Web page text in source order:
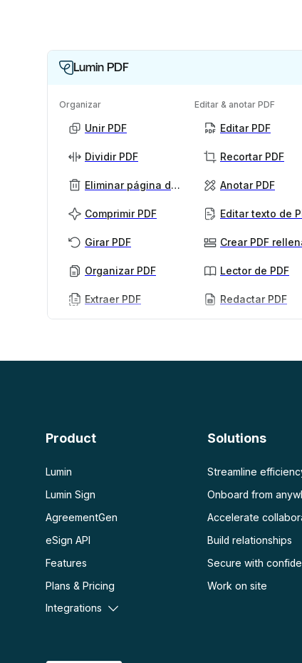
Lumin PDF
Organizar
Unir PDF
Dividir PDF
Eliminar página de PDF
Comprimir PDF
Girar PDF
Organizar PDF
Extraer PDF
OCR PDF
Editar & anotar PDF
Editar PDF
Recortar PDF
Anotar PDF
Editar texto de
Lector de PDF
Redactar PDF
Product
Lumin
Lumin Sign
AgreementGen
eSign API
Features
Plans & Pricing
Integrations
Solutions
Streamline
Onboard from
Accelerate
Build relationships
Secure with
Work on site